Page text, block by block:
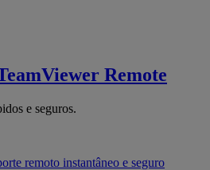
Remote
e seguros.
remoto instantâneo e seguro